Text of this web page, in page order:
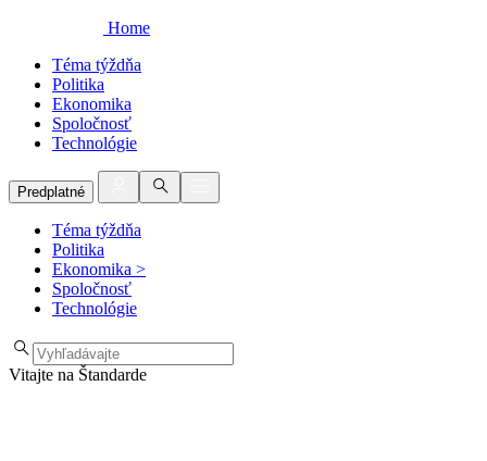
Home
Téma týždňa
Politika
Ekonomika
Spoločnosť
Technológie
Predplatné
Téma týždňa
Politika
Ekonomika >
Spoločnosť
Technológie
Vitajte na Štandarde